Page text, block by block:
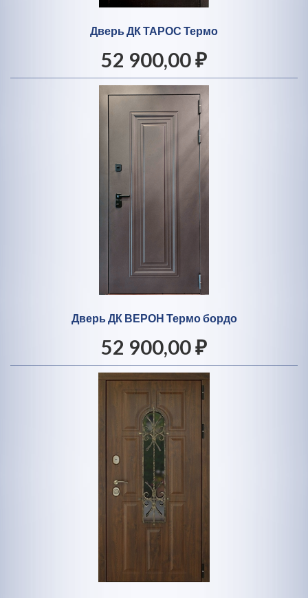
Дверь ДК ТАРОС Термо
52 900,00 ₽
Дверь ДК ВЕРОН Термо бордо
52 900,00 ₽